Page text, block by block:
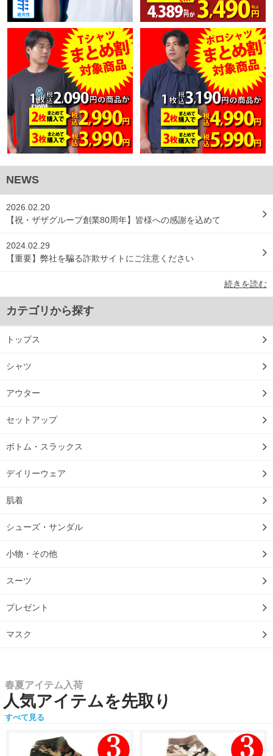
NEWS
2026.02.20
【祝・ザザグループ創業80周年】皆様への感謝を込めて
2024.02.29
【重要】弊社を騙る詐欺サイトにご注意ください
続きを読む
カテゴリから探す
トップス
シャツ
アウター
セットアップ
ボトム・スラックス
デイリーウェア
肌着
シューズ・サンダル
小物・その他
スーツ
プレゼント
マスク
春夏アイテム入荷
人気アイテムを先取り
すべて見る